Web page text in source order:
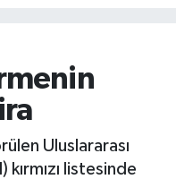
Uluslararası
listesinde